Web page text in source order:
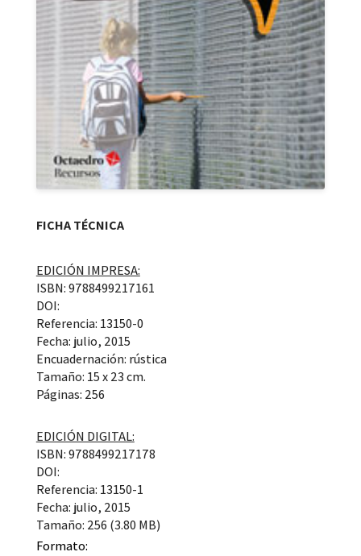
FICHA TÉCNICA
EDICIÓN IMPRESA:
ISBN: 9788499217161
DOI:
Referencia: 13150-0
Fecha: julio, 2015
Encuadernación: rústica
Tamaño: 15 x 23 cm.
Páginas: 256
EDICIÓN DIGITAL:
ISBN: 9788499217178
DOI:
Referencia: 13150-1
Fecha: julio, 2015
Tamaño: 256 (3.80 MB)
Formato: